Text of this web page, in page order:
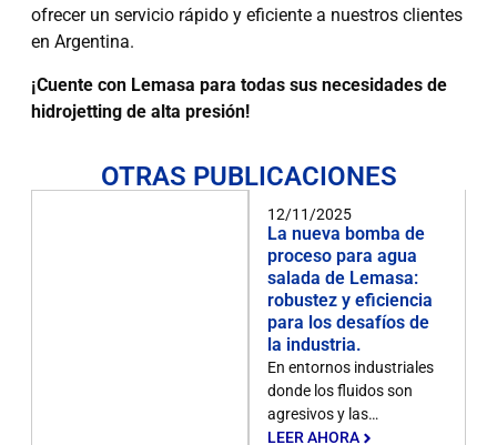
ofrecer un servicio rápido y eficiente a nuestros clientes
en Argentina.
¡Cuente con Lemasa para todas sus necesidades de
hidrojetting de alta presión!
OTRAS PUBLICACIONES
12/11/2025
La nueva bomba de
proceso para agua
salada de Lemasa:
robustez y eficiencia
para los desafíos de
la industria.
En entornos industriales
donde los fluidos son
agresivos y las…
LEER AHORA